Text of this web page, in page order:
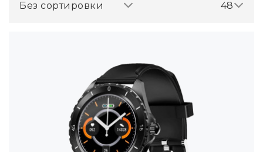
48
Без сортировки